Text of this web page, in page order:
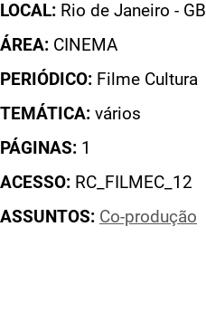
LOCAL: Rio de Janeiro - GB
ÁREA: CINEMA
PERIÓDICO: Filme Cultura
TEMÁTICA: vários
PÁGINAS: 1
ACESSO: RC_FILMEC_12
ASSUNTOS: Co-produção